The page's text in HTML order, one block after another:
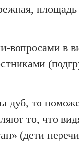
вопросами в
дуб, то
то, что
(дети